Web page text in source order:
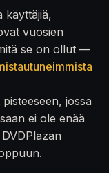
käyttäjiä,
vuosien
se on ollut —
jossa
ei ole enää